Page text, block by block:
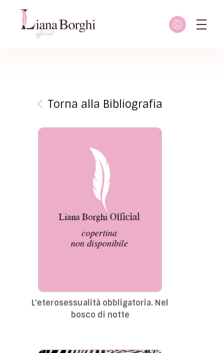
Torna alla Bibliografia
L'eterosessualità obbligatoria. Nel
bosco di notte